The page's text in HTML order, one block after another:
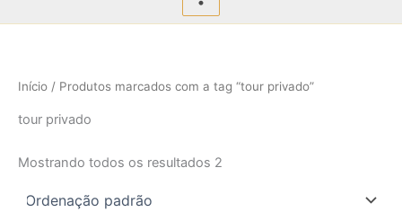
Início / Produtos marcados com a tag “tour privado”
tour privado
Mostrando todos os resultados 2